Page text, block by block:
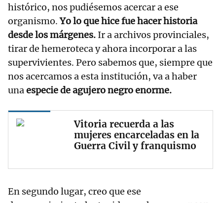
histórico, nos pudiésemos acercar a ese
organismo.Yo lo que hice fue hacer historia
desde los márgenes. Ir a archivos provinciales,
tirar de hemeroteca y ahora incorporar a las
supervivientes. Pero sabemos que, siempre que
nos acercamos a esta institución, va a haber
unaespecie de agujero negro enorme.
Vitoria recuerda a las
mujeres encarceladas en la
Guerra Civil y franquismo
En segundo lugar, creo que ese